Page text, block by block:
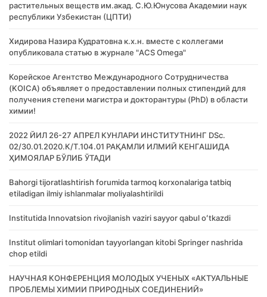
растительных веществ им.акад. С.Ю.Юнусова Академии наук
республики Узбекистан (ЦПТИ)
Хидирова Назира Кудратовна к.х.н. вместе с коллегами
опубликовала статью в журнале "ACS Omega"
Корейское Агентство Международного Сотрудничества
(KOICA) объявляет о предоставлении полных стипендий для
получения степени магистра и докторантуры (PhD) в области
химии!
2022 ЙИЛ 26-27 АПРЕЛ КУНЛАРИ ИНСТИТУТНИНГ DSc.
02/30.01.2020.К/Т.104.01 РАҚАМЛИ ИЛМИЙ КЕНГАШИДА
ҲИМОЯЛАР БЎЛИБ ЎТАДИ
Bahorgi tijoratlashtirish forumida tarmoq korxonalariga tatbiq
etiladigan ilmiy ishlanmalar moliyalashtirildi
Institutida Innovatsion rivojlanish vaziri sayyor qabul oʻtkazdi
Institut olimlari tomonidan tayyorlangan kitobi Springer nashrida
chop etildi
НАУЧНАЯ КОНФЕРЕНЦИЯ МОЛОДЫХ УЧЕНЫХ «АКТУАЛЬНЫЕ
ПРОБЛЕМЫ ХИМИИ ПРИРОДНЫХ СОЕДИНЕНИЙ»